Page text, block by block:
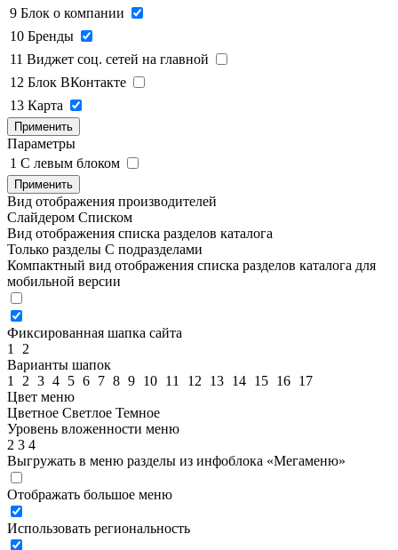
9 Блок о компании
10 Бренды
11 Виджет соц. сетей на главной
12 Блок ВКонтакте
13 Карта
Применить
Параметры
1 C левым блоком
Применить
Вид отображения производителей
Слайдером Списком
Вид отображения списка разделов каталога
Только разделы С подразделами
Компактный вид отображения списка разделов каталога для
мобильной версии
Фиксированная шапка сайта
1
2
Варианты шапок
1
2 3 4 5 6 7 8 9 10 11 12 13 14 15 16 17
Цвет меню
Цветное Светлое Темное
Уровень вложенности меню
2 3 4
Выгружать в меню разделы из инфоблока «Мегаменю»
Отображать большое меню
Использовать региональность